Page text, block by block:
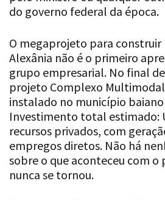
O megaprojeto para construir
Alexânia não é o primeiro
grupo empresarial. No final de
projeto Complexo Multimodal
instalado no município baiano
Investimento total estimado:
recursos privados, com
empregos diretos. Não há
sobre o que aconteceu com o
nunca se tornou.